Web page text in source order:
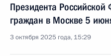
Президента
граждан в Москве 5
3 октября 2025 года, 15:29